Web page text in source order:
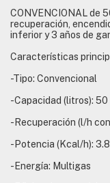
CONVENCIONAL de
recuperación,
inferior y 3 años de
Características
-Tipo: Convencional
-Capacidad (litros): 50
-Recuperación (l/h
-Potencia (Kcal/h):
-Energía: Multigas